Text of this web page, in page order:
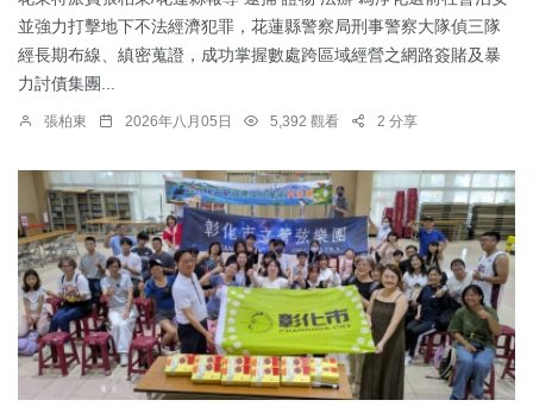
並強力打擊地下不法經濟犯罪，花蓮縣警察局刑事警察大隊偵三隊
經長期布線、縝密蒐證，成功掌握數處跨區域經營之網路簽賭及暴
力討債集團...
張柏東 2026年八月05日 5,392 觀看 2 分享